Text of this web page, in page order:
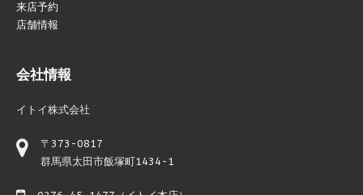
来店予約
店舗情報
会社情報
イトイ株式会社
〒373-0817
群馬県太田市飯塚町1434-1